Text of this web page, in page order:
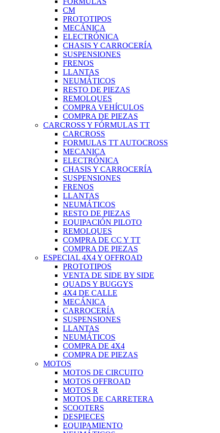
CM
PROTOTIPOS
MECÁNICA
ELECTRÓNICA
CHASIS Y CARROCERÍA
SUSPENSIONES
FRENOS
LLANTAS
NEUMÁTICOS
RESTO DE PIEZAS
REMOLQUES
COMPRA VEHÍCULOS
COMPRA DE PIEZAS
CARCROSS Y FÓRMULAS TT
CARCROSS
FORMULAS TT AUTOCROSS
MECANICA
ELECTRÓNICA
CHASIS Y CARROCERÍA
SUSPENSIONES
FRENOS
LLANTAS
NEUMÁTICOS
RESTO DE PIEZAS
EQUIPACIÓN PILOTO
REMOLQUES
COMPRA DE CC Y TT
COMPRA DE PIEZAS
ESPECIAL 4X4 Y OFFROAD
PROTOTIPOS
VENTA DE SIDE BY SIDE
QUADS Y BUGGYS
4X4 DE CALLE
MECÁNICA
CARROCERÍA
SUSPENSIONES
LLANTAS
NEUMÁTICOS
COMPRA DE 4X4
COMPRA DE PIEZAS
MOTOS
MOTOS DE CIRCUITO
MOTOS OFFROAD
MOTOS R
MOTOS DE CARRETERA
SCOOTERS
DESPIECES
EQUIPAMIENTO